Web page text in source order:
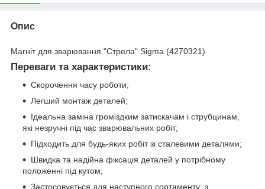
Опис
Магніт для зварювання "Стрела" Sigma (4270321)
Переваги та характеристики:
Скорочення часу роботи;
Легший монтаж деталей;
Ідеальна заміна громіздким затискачам і струбцинам,
які незручні під час зварювальних робіт;
Підходить для будь-яких робіт зі сталевими деталями;
Швидка та надійна фіксація деталей у потрібному
положенні під кутом;
Застосовується для наступного сортаменту: з